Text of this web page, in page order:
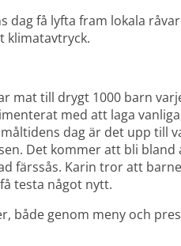
dag få lyfta fram lokala
klimatavtryck.
mat till drygt 1000 barn
med att laga
dag är det upp till
Det kommer att bli bland
färssås. Karin tror att
testa något nytt.
både genom meny och